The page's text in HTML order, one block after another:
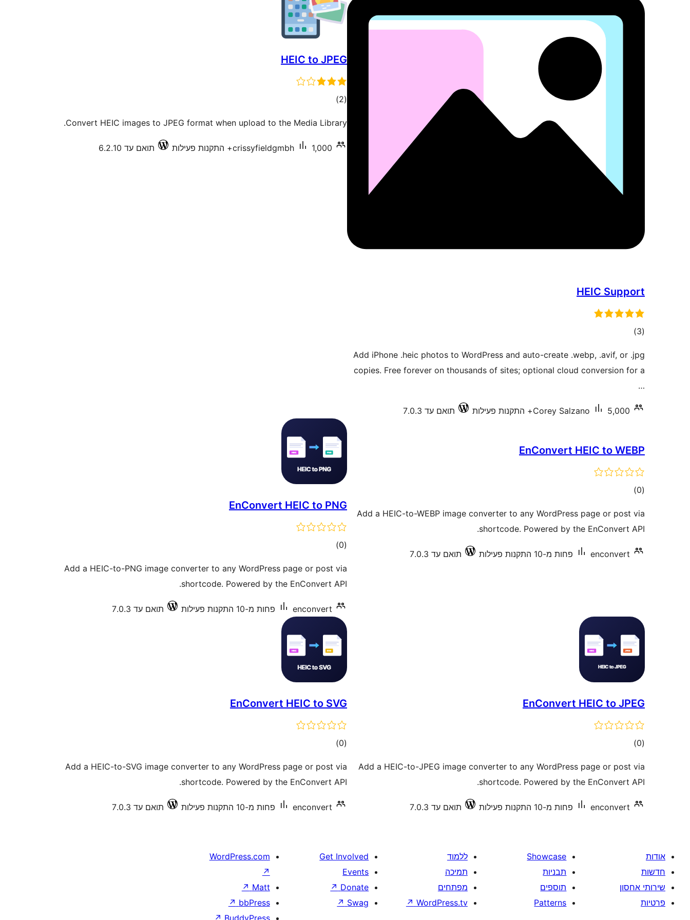
HEIC Support
(3 דרוגים)
Add iPhone .heic photos to WordPress and auto-create .webp, .avif, or .jpg
copies. Free forever on thousands of sites; optional cloud conversion for a
…
Corey Salzano 5,000+ התקנות פעילות תואם עד 7.0.3
HEIC to JPEG
(2 דרוגים)
Convert HEIC images to JPEG format when upload to the Media Library.
crissyfieldgmbh 1,000+ התקנות פעילות תואם עד 6.2.10
EnConvert HEIC to WEBP
(0 דרוגים)
Add a HEIC-to-WEBP image converter to any WordPress page or post via
shortcode. Powered by the EnConvert API.
enconvert פחות מ-10 התקנות פעילות תואם עד 7.0.3
EnConvert HEIC to PNG
(0 דרוגים)
Add a HEIC-to-PNG image converter to any WordPress page or post via
shortcode. Powered by the EnConvert API.
enconvert פחות מ-10 התקנות פעילות תואם עד 7.0.3
EnConvert HEIC to JPEG
(0 דרוגים)
Add a HEIC-to-JPEG image converter to any WordPress page or post via
shortcode. Powered by the EnConvert API.
enconvert פחות מ-10 התקנות פעילות תואם עד 7.0.3
EnConvert HEIC to SVG
(0 דרוגים)
Add a HEIC-to-SVG image converter to any WordPress page or post via
shortcode. Powered by the EnConvert API.
enconvert פחות מ-10 התקנות פעילות תואם עד 7.0.3
אודות
חדשות
שירותי אחסון
פרטיות
Showcase
תבניות
תוספים
Patterns
ללמוד
תמיכה
מפתחים
WordPress.tv
↗
Get Involved
Events
Donate
↗
Swag
↗
WordPress.com
↗
Matt
↗
bbPress
↗
BuddyPress
↗